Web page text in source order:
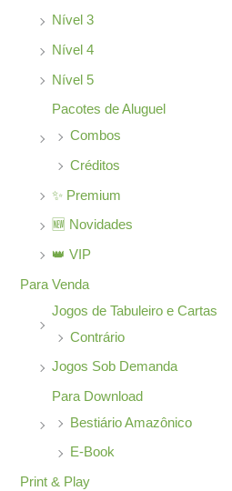
Nível 3
Nível 4
Nível 5
Pacotes de Aluguel
Combos
Créditos
✨ Premium
🆕 Novidades
👑 VIP
Para Venda
Jogos de Tabuleiro e Cartas
Contrário
Jogos Sob Demanda
Para Download
Bestiário Amazônico
E-Book
Print & Play